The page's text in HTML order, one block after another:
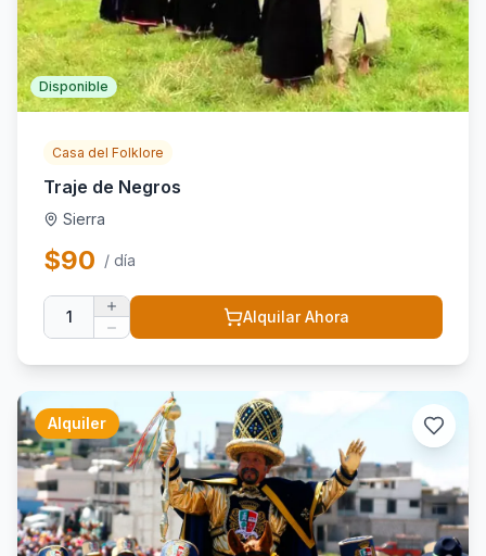
Disponible
Casa del Folklore
Traje de Negros
Sierra
$90 / día
1 Alquilar Ahora
Alquiler